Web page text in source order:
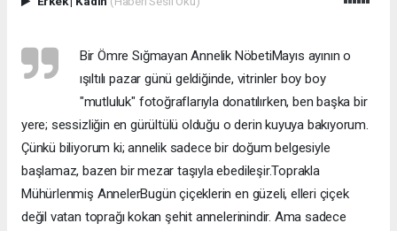
Bir Ömre Sığmayan Annelik Nöbeti ​Mayıs ayının o
ışıltılı pazar günü geldiğinde, vitrinler boy boy
"mutluluk" fotoğraflarıyla donatılırken, ben başka bir
yere; sessizliğin en gürültülü olduğu o derin kuyuya bakıyorum.
Çünkü biliyorum ki; annelik sadece bir doğum belgesiyle
başlamaz, bazen bir mezar taşıyla ebedileşir. ​Toprakla
Mühürlenmiş Anneler ​Bugün çiçeklerin en güzeli, elleri çiçek
değil vatan toprağı kokan şehit annelerinindir. Ama sadece